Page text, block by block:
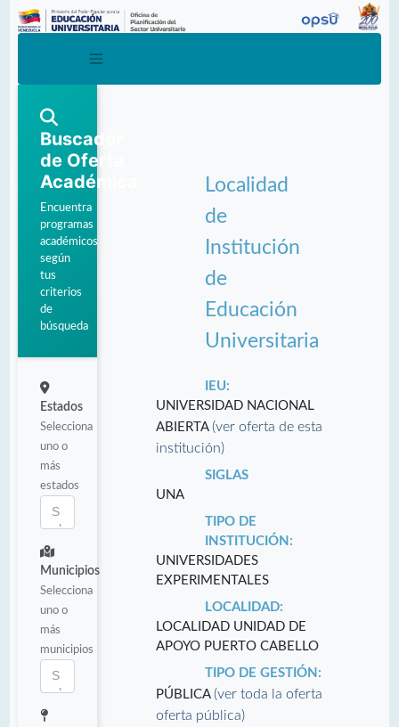
Buscador
de Oferta
Académica
Encuentra
programas
académicos
según
tus
criterios
de
búsqueda
Estados
Selecciona
uno o
más
estados
Municipios
Selecciona
uno o
más
municipios
Localidad
de
Institución
de
Educación
Universitaria
IEU:
UNIVERSIDAD NACIONAL
ABIERTA (ver oferta de esta
institución)
SIGLAS
UNA
TIPO DE
INSTITUCIÓN:
UNIVERSIDADES
EXPERIMENTALES
LOCALIDAD:
LOCALIDAD UNIDAD DE
APOYO PUERTO CABELLO
TIPO DE GESTIÓN:
PÚBLICA (ver toda la oferta
oferta pública)